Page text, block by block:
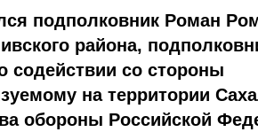
подполковник Роман
района,
содействии со стороны
на территории
обороны Российской